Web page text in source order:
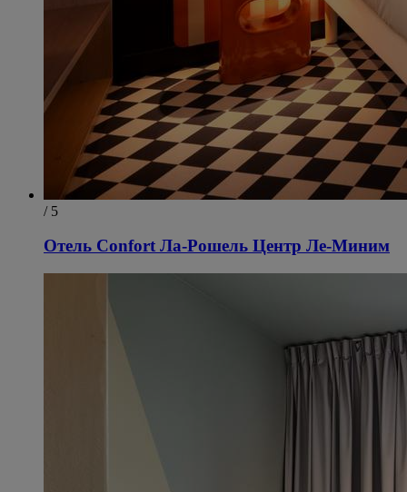
/ 5
Отель Confort Ла-Рошель Центр Ле-Миним